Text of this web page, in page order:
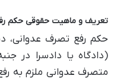
تعریف و ماهیت حقوقی حکم
حکم رفع تصرف عدوانی،
(دادگاه یا دادسرا در
متصرف عدوانی ملزم به